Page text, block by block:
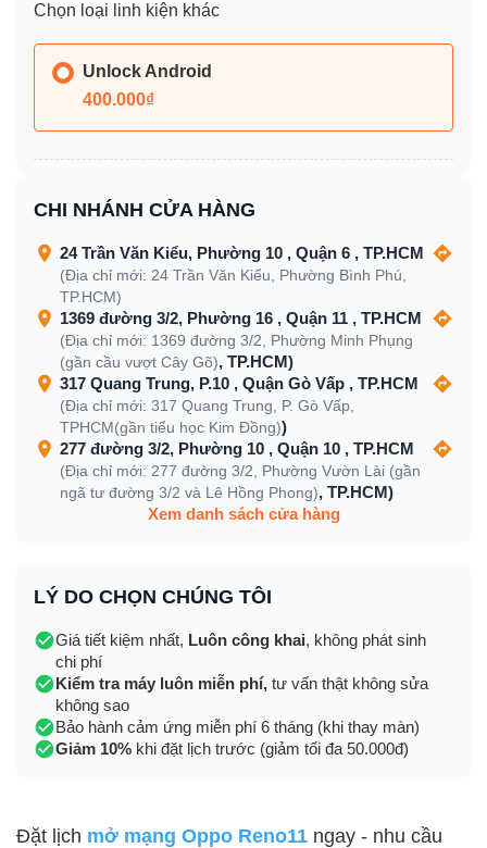
Chọn loại linh kiện khác
Unlock Android
400.000₫
CHI NHÁNH CỬA HÀNG
24 Trần Văn Kiểu, Phường 10 , Quận 6 , TP.HCM
(Địa chỉ mới: 24 Trần Văn Kiểu, Phường Bình Phú,
TP.HCM)
1369 đường 3/2, Phường 16 , Quận 11 , TP.HCM
(Địa chỉ mới: 1369 đường 3/2, Phường Minh Phụng
(gần cầu vượt Cây Gõ), TP.HCM)
317 Quang Trung, P.10 , Quận Gò Vấp , TP.HCM
(Địa chỉ mới: 317 Quang Trung, P. Gò Vấp,
TPHCM(gần tiểu học Kim Đồng))
277 đường 3/2, Phường 10 , Quận 10 , TP.HCM
(Địa chỉ mới: 277 đường 3/2, Phường Vườn Lài (gần
ngã tư đường 3/2 và Lê Hồng Phong), TP.HCM)
Xem danh sách cửa hàng
LÝ DO CHỌN CHÚNG TÔI
Giá tiết kiệm nhất, Luôn công khai, không phát sinh
chi phí
Kiểm tra máy luôn miễn phí, tư vấn thật không sửa
không sao
Bảo hành cảm ứng miễn phí 6 tháng (khi thay màn)
Giảm 10% khi đặt lịch trước (giảm tối đa 50.000đ)
Đặt lịch mở mạng Oppo Reno11 ngay - nhu cầu